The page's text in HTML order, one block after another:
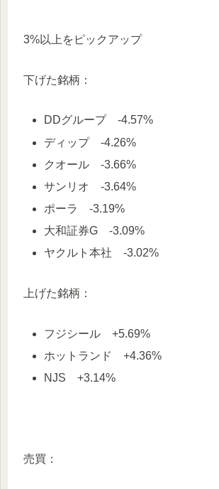
3%以上をピックアップ
下げた銘柄：
DDグループ -4.57%
ディップ -4.26%
クオール -3.66%
サンリオ -3.64%
ポーラ -3.19%
大和証券G -3.09%
ヤクルト本社 -3.02%
上げた銘柄：
フジシール +5.69%
ホットランド +4.36%
NJS +3.14%
売買：